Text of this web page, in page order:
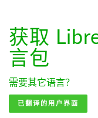
获取
言包
需要其它语言？
已翻译的用户界面